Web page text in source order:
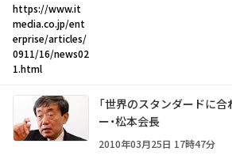
https://www.it
media.co.jp/ent
erprise/articles/
0911/16/news02
1.html
「世界のスタンダードに合
ー・松本会長
2010年03月25日 17時47分